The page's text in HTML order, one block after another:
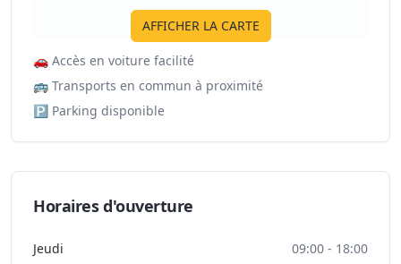
AFFICHER LA CARTE
🚗 Accès en voiture facilité
🚌 Transports en commun à proximité
🅿️ Parking disponible
Horaires d'ouverture
Jeudi
09:00 - 18:00